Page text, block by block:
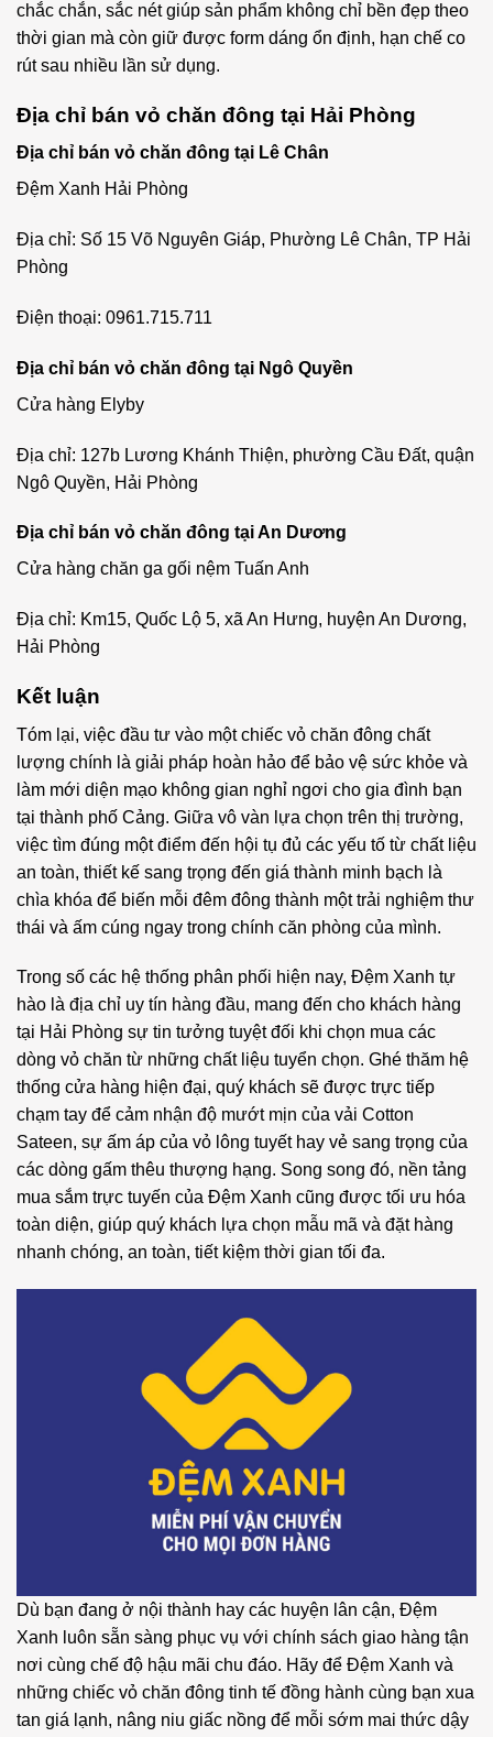
chắc chắn, sắc nét giúp sản phẩm không chỉ bền đẹp theo
thời gian mà còn giữ được form dáng ổn định, hạn chế co
rút sau nhiều lần sử dụng.
Địa chỉ bán vỏ chăn đông tại Hải Phòng
Địa chỉ bán vỏ chăn đông tại Lê Chân
Đệm Xanh Hải Phòng
Địa chỉ: Số 15 Võ Nguyên Giáp, Phường Lê Chân, TP Hải
Phòng
Điện thoại: 0961.715.711
Địa chỉ bán vỏ chăn đông tại Ngô Quyền
Cửa hàng Elyby
Địa chỉ: 127b Lương Khánh Thiện, phường Cầu Đất, quận
Ngô Quyền, Hải Phòng
Địa chỉ bán vỏ chăn đông tại An Dương
Cửa hàng chăn ga gối nệm Tuấn Anh
Địa chỉ: Km15, Quốc Lộ 5, xã An Hưng, huyện An Dương,
Hải Phòng
Kết luận
Tóm lại, việc đầu tư vào một chiếc vỏ chăn đông chất
lượng chính là giải pháp hoàn hảo để bảo vệ sức khỏe và
làm mới diện mạo không gian nghỉ ngơi cho gia đình bạn
tại thành phố Cảng. Giữa vô vàn lựa chọn trên thị trường,
việc tìm đúng một điểm đến hội tụ đủ các yếu tố từ chất liệu
an toàn, thiết kế sang trọng đến giá thành minh bạch là
chìa khóa để biến mỗi đêm đông thành một trải nghiệm thư
thái và ấm cúng ngay trong chính căn phòng của mình.
Trong số các hệ thống phân phối hiện nay, Đệm Xanh tự
hào là địa chỉ uy tín hàng đầu, mang đến cho khách hàng
tại Hải Phòng sự tin tưởng tuyệt đối khi chọn mua các
dòng vỏ chăn từ những chất liệu tuyển chọn. Ghé thăm hệ
thống cửa hàng hiện đại, quý khách sẽ được trực tiếp
chạm tay để cảm nhận độ mướt mịn của vải Cotton
Sateen, sự ấm áp của vỏ lông tuyết hay vẻ sang trọng của
các dòng gấm thêu thượng hạng. Song song đó, nền tảng
mua sắm trực tuyến của Đệm Xanh cũng được tối ưu hóa
toàn diện, giúp quý khách lựa chọn mẫu mã và đặt hàng
nhanh chóng, an toàn, tiết kiệm thời gian tối đa.
Dù bạn đang ở nội thành hay các huyện lân cận, Đệm
Xanh luôn sẵn sàng phục vụ với chính sách giao hàng tận
nơi cùng chế độ hậu mãi chu đáo. Hãy để Đệm Xanh và
những chiếc vỏ chăn đông tinh tế đồng hành cùng bạn xua
tan giá lạnh, nâng niu giấc nồng để mỗi sớm mai thức dậy